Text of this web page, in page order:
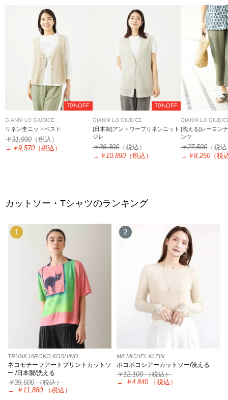
70%OFF
GIANNI LO GIUDICE
リネン杢ニットベスト
￥31,900 （税込）
→ ￥9,570 （税込）
70%OFF
GIANNI LO GIUDICE
[日本製]アントワープリネンニット
ジレ
￥36,300（税込）
→ ￥10,890 （税込）
GIANNI LO
[洗える]レーヨン
ンツ
￥27,500（税
→ ￥8,250（税
カットソー・Tシャツのランキング
1
TRUNK HIROKO KOSHINO
ネコモチーフアートプリントカットソ
ー /日本製/洗える
￥39,600（税込）
→
￥11,880 （税込）
2
MK MICHEL KLEIN
ポコポコシアーカットソー/洗える
￥12,100（税込）
→
￥4,840 （税込）